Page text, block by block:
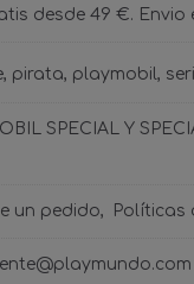
desde 49 €. Envio
pirata playmobil
SPECIAL Y
un pedido Políticas